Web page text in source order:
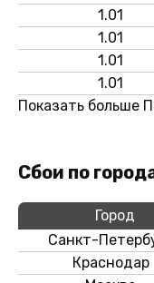
1.01
1.01
1.01
1.01
Показать больше
Сбои по
Город
Санкт-
Краснодар